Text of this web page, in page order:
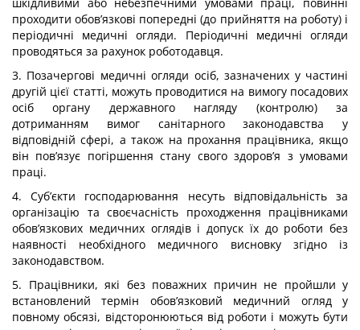
проходити обов’язкові попередні (до прийняття на роботу) і
періодичні медичні огляди. Періодичні медичні огляди
проводяться за рахунок роботодавця.
3. Позачергові медичні огляди осіб, зазначених у частині
другій цієї статті, можуть проводитися на вимогу посадових
осіб органу державного нагляду (контролю) за
дотриманням вимог санітарного законодавства у
відповідній сфері, а також на прохання працівника, якщо
він пов’язує погіршення стану свого здоров’я з умовами
праці.
4. Суб’єкти господарювання несуть відповідальність за
організацію та своєчасність проходження працівниками
обов’язкових медичних оглядів і допуск їх до роботи без
наявності необхідного медичного висновку згідно із
законодавством.
5. Працівники, які без поважних причин не пройшли у
встановлений термін обов’язковий медичний огляд у
повному обсязі, відсторонюються від роботи і можуть бути